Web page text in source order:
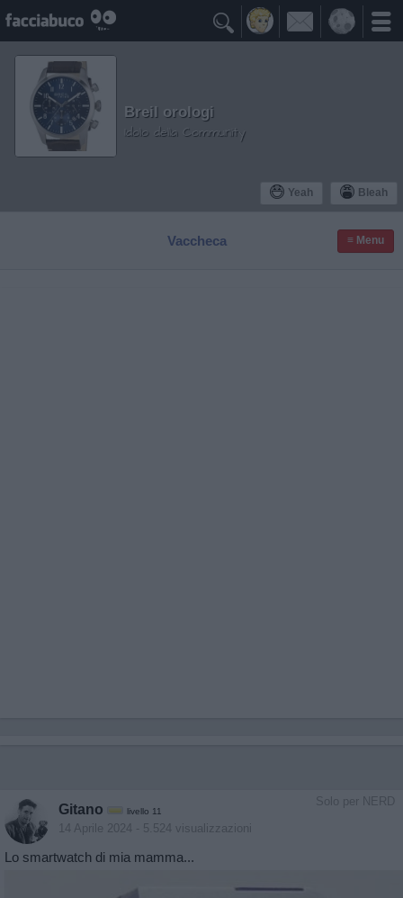

Yeah Bleah
Breil orologi
Idolo della Community
Vaccheca ≡ Menu
Solo per NERD
Gitano livello 11
14 Aprile 2024 - 5.524 visualizzazioni
Lo smartwatch di mia mamma...